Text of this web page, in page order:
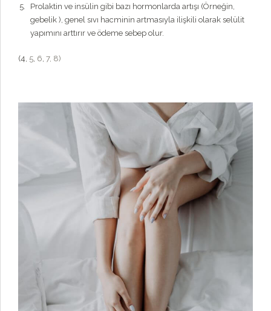
Prolaktin ve insülin gibi bazı hormonlarda artışı (Örneğin,
gebelik ), genel sıvı hacminin artmasıyla ilişkili olarak selülit
yapımını arttırır ve ödeme sebep olur.
(4, 5 6 7, 8)